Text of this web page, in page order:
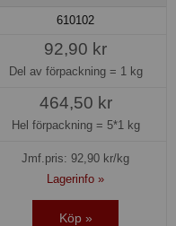
610102
92,90 kr
Del av förpackning = 1 kg
464,50 kr
Hel förpackning = 5*1 kg
Jmf.pris: 92,90 kr/kg
Lagerinfo »
Köp »